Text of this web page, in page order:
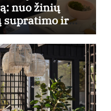
nuo žinių
supratimo ir